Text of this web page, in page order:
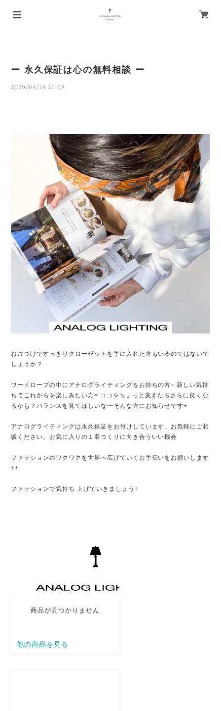
ー 永久保証は心の無料相談 ー
2020/04/24 20:09
お片づけですっきりクローゼットを手に入れた方もいるのではないで
しょうか？
ワードローブの中にアナログライティングをお持ちの方= 新しい気持
ちでこれからを楽しみたい方= ココをちょっと変えたらさらに良くな
るかも？バランスを見てほしいな〜そんな方にお知らせです+
アナログライティングは永久保証をお付けしています。お気軽にご相
談ください。お気に入りの１着つくりに向き合ういい機会
ファッションのワクワクを世界へ広げていくお手伝いをお願いします
++
ファッションで気持ち 上げていきましょう↑